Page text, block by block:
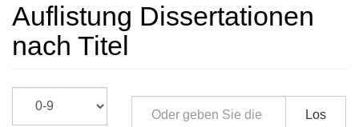
Auflistung Dissertationen
nach Titel
Los